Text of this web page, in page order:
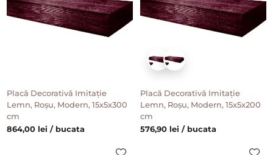
Placă Decorativă Imitație
Lemn, Roșu, Modern, 15x5x300
cm
864,00 lei / bucata
Placă Decorativă Imitație
Lemn, Roșu, Modern, 15x5x200
cm
576,90 lei / bucata